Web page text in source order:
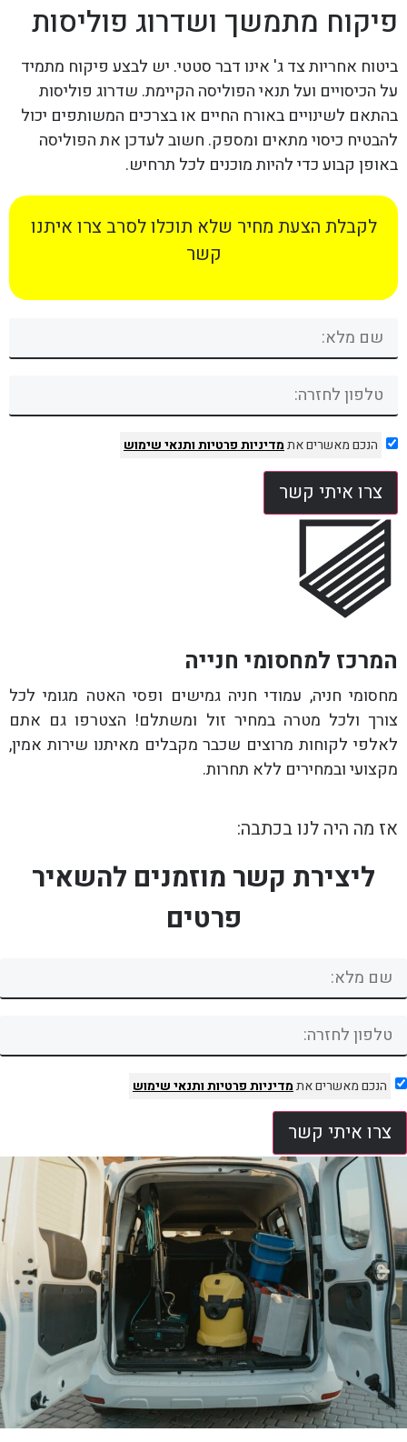
פיקוח מתמשך ושדרוג פוליסות
ביטוח אחריות צד ג' אינו דבר סטטי. יש לבצע פיקוח מתמיד
על הכיסויים ועל תנאי הפוליסה הקיימת. שדרוג פוליסות
בהתאם לשינויים באורח החיים או בצרכים המשותפים יכול
להבטיח כיסוי מתאים ומספק. חשוב לעדכן את הפוליסה
באופן קבוע כדי להיות מוכנים לכל תרחיש.
לקבלת הצעת מחיר שלא תוכלו לסרב צרו איתנו
קשר
הנכם מאשרים אתמדיניות פרטיותותנאי שימוש
צרו איתי קשר
המרכז למחסומי חנייה
מחסומי חניה, עמודי חניה גמישים ופסי האטה מגומי לכל
צורך ולכל מטרה במחיר זול ומשתלם! הצטרפו גם אתם
לאלפי לקוחות מרוצים שכבר מקבלים מאיתנו שירות אמין,
מקצועי ובמחירים ללא תחרות.
אז מה היה לנו בכתבה:
ליצירת קשר מוזמנים להשאיר
פרטים
הנכם מאשרים אתמדיניות פרטיותותנאי שימוש
צרו איתי קשר